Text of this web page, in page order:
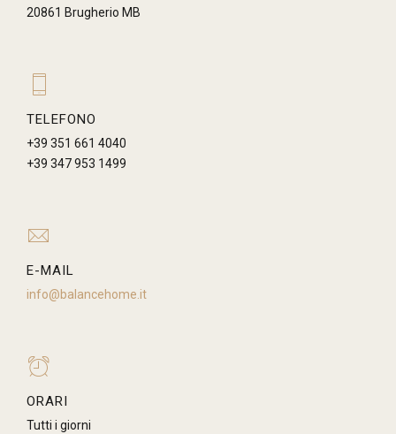
20861 Brugherio MB
TELEFONO
+39 351 661 4040
+39 347 953 1499
E-MAIL
info@balancehome.it
ORARI
Tutti i giorni